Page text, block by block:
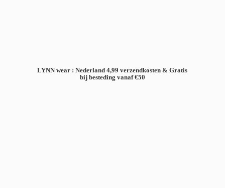
LYNN wear : Nederland 4,99 verzendkosten & Gratis
bij besteding vanaf €50